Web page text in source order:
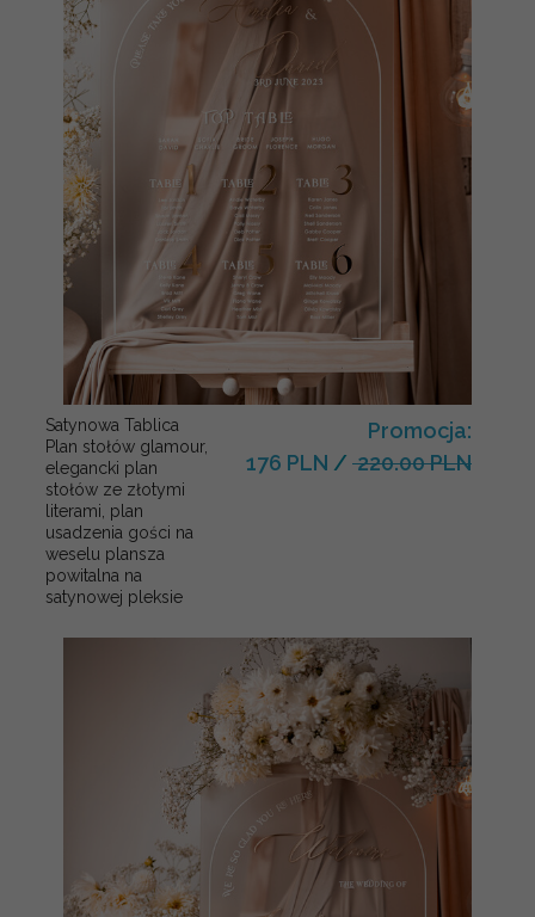
Satynowa Tablica
Plan stołów glamour,
elegancki plan
stołów ze złotymi
literami, plan
usadzenia gości na
weselu plansza
powitalna na
satynowej pleksie
Promocja:
176 PLN / 220.00 PLN